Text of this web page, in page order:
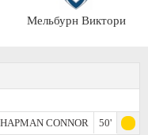
Мельбурн Виктори
CONNOR
50'